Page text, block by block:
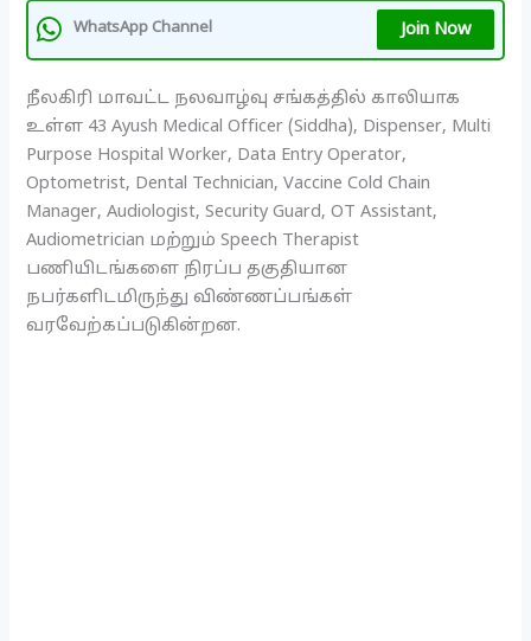
WhatsApp Channel Join Now
நீலகிரி மாவட்ட நலவாழ்வு சங்கத்தில் காலியாக
உள்ள 43 Ayush Medical Officer (Siddha), Dispenser, Multi
Purpose Hospital Worker, Data Entry Operator,
Optometrist, Dental Technician, Vaccine Cold Chain
Manager, Audiologist, Security Guard, OT Assistant,
Audiometrician மற்றும் Speech Therapist
பணியிடங்களை நிரப்ப தகுதியான
நபர்களிடமிருந்து விண்ணப்பங்கள்
வரவேற்கப்படுகின்றன.